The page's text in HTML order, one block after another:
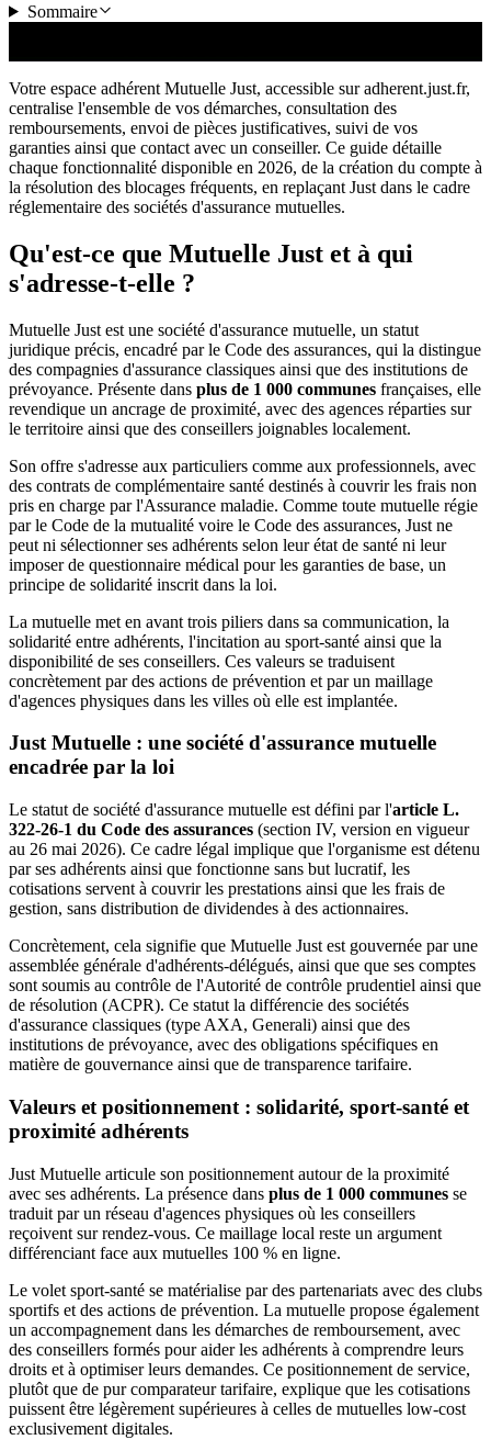
Sommaire
Votre espace adhérent Mutuelle Just, accessible sur adherent.just.fr,
centralise l'ensemble de vos démarches, consultation des
remboursements, envoi de pièces justificatives, suivi de vos
garanties ainsi que contact avec un conseiller. Ce guide détaille
chaque fonctionnalité disponible en 2026, de la création du compte à
la résolution des blocages fréquents, en replaçant Just dans le cadre
réglementaire des sociétés d'assurance mutuelles.
Qu'est-ce que Mutuelle Just et à qui
s'adresse-t-elle ?
Mutuelle Just est une société d'assurance mutuelle, un statut
juridique précis, encadré par le Code des assurances, qui la distingue
des compagnies d'assurance classiques ainsi que des institutions de
prévoyance. Présente dans plus de 1 000 communes françaises, elle
revendique un ancrage de proximité, avec des agences réparties sur
le territoire ainsi que des conseillers joignables localement.
Son offre s'adresse aux particuliers comme aux professionnels, avec
des contrats de complémentaire santé destinés à couvrir les frais non
pris en charge par l'Assurance maladie. Comme toute mutuelle régie
par le Code de la mutualité voire le Code des assurances, Just ne
peut ni sélectionner ses adhérents selon leur état de santé ni leur
imposer de questionnaire médical pour les garanties de base, un
principe de solidarité inscrit dans la loi.
La mutuelle met en avant trois piliers dans sa communication, la
solidarité entre adhérents, l'incitation au sport-santé ainsi que la
disponibilité de ses conseillers. Ces valeurs se traduisent
concrètement par des actions de prévention et par un maillage
d'agences physiques dans les villes où elle est implantée.
Just Mutuelle : une société d'assurance mutuelle
encadrée par la loi
Le statut de société d'assurance mutuelle est défini par l'article L.
322-26-1 du Code des assurances (section IV, version en vigueur
au 26 mai 2026). Ce cadre légal implique que l'organisme est détenu
par ses adhérents ainsi que fonctionne sans but lucratif, les
cotisations servent à couvrir les prestations ainsi que les frais de
gestion, sans distribution de dividendes à des actionnaires.
Concrètement, cela signifie que Mutuelle Just est gouvernée par une
assemblée générale d'adhérents-délégués, ainsi que que ses comptes
sont soumis au contrôle de l'Autorité de contrôle prudentiel ainsi que
de résolution (ACPR). Ce statut la différencie des sociétés
d'assurance classiques (type AXA, Generali) ainsi que des
institutions de prévoyance, avec des obligations spécifiques en
matière de gouvernance ainsi que de transparence tarifaire.
Valeurs et positionnement : solidarité, sport-santé et
proximité adhérents
Just Mutuelle articule son positionnement autour de la proximité
avec ses adhérents. La présence dans plus de 1 000 communes se
traduit par un réseau d'agences physiques où les conseillers
reçoivent sur rendez-vous. Ce maillage local reste un argument
différenciant face aux mutuelles 100 % en ligne.
Le volet sport-santé se matérialise par des partenariats avec des clubs
sportifs et des actions de prévention. La mutuelle propose également
un accompagnement dans les démarches de remboursement, avec
des conseillers formés pour aider les adhérents à comprendre leurs
droits et à optimiser leurs demandes. Ce positionnement de service,
plutôt que de pur comparateur tarifaire, explique que les cotisations
puissent être légèrement supérieures à celles de mutuelles low-cost
exclusivement digitales.